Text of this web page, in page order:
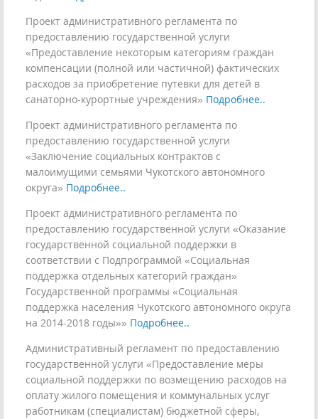
Проект административного регламента по
предоставлению государственной услуги
«Предоставление некоторым категориям граждан
компенсации (полной или частичной) фактических
расходов за приобретение путевки для детей в
санаторно-курортные учреждения» Подробнее..
Проект административного регламента по
предоставлению государственной услуги
«Заключение социальных контрактов с
малоимущими семьями Чукотского автономного
округа» Подробнее..
Проект административного регламента по
предоставлению государственной услуги «Оказание
государственной социальной поддержки в
соответствии с Подпрограммой «Социальная
поддержка отдельных категорий граждан»
Государственной программы «Социальная
поддержка населения Чукотского автономного округа
на 2014-2018 годы»» Подробнее..
Административный регламент по предоставлению
государственной услуги «Предоставление меры
социальной поддержки по возмещению расходов на
оплату жилого помещения и коммунальных услуг
работникам (специалистам) бюджетной сферы,